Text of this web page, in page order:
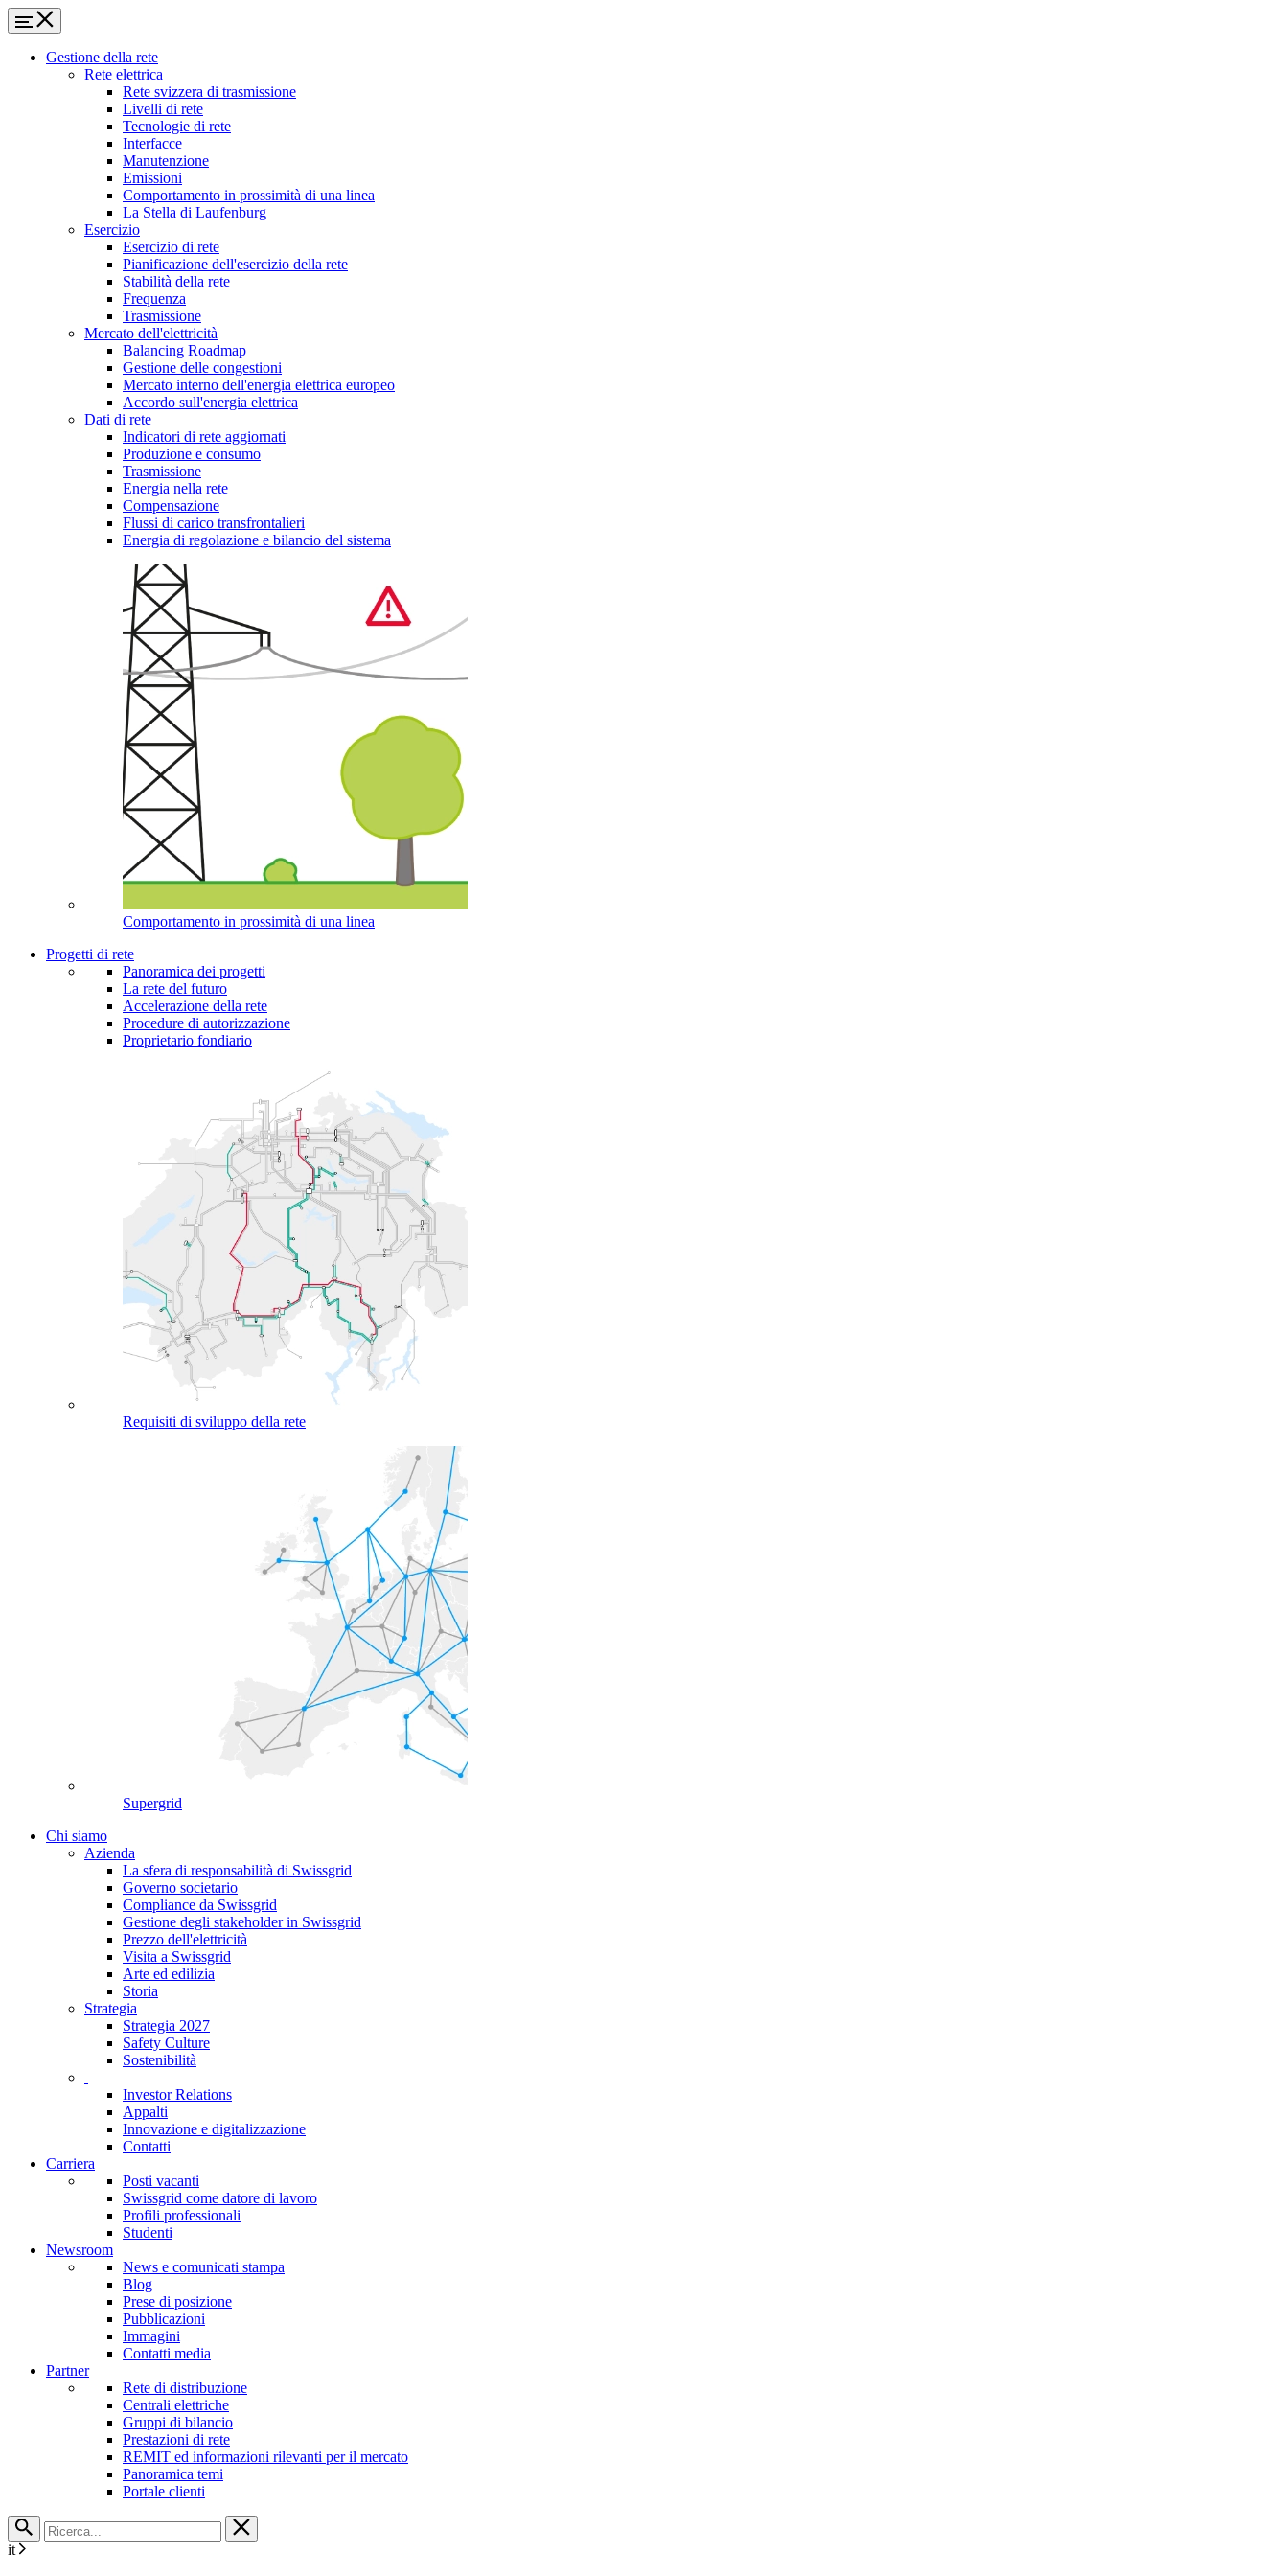
Gestione della rete
Rete elettrica
Rete svizzera di trasmissione
Livelli di rete
Tecnologie di rete
Interfacce
Manutenzione
Emissioni
Comportamento in prossimità di una linea
La Stella di Laufenburg
Esercizio
Esercizio di rete
Pianificazione dell'esercizio della rete
Stabilità della rete
Frequenza
Trasmissione
Mercato dell'elettricità
Balancing Roadmap
Gestione delle congestioni
Mercato interno dell'energia elettrica europeo
Accordo sull'energia elettrica
Dati di rete
Indicatori di rete aggiornati
Produzione e consumo
Trasmissione
Energia nella rete
Compensazione
Flussi di carico transfrontalieri
Energia di regolazione e bilancio del sistema
Comportamento in prossimità di una linea
Progetti di rete
Panoramica dei progetti
La rete del futuro
Accelerazione della rete
Procedure di autorizzazione
Proprietario fondiario
Requisiti di sviluppo della rete
Supergrid
Chi siamo
Azienda
La sfera di responsabilità di Swissgrid
Governo societario
Compliance da Swissgrid
Gestione degli stakeholder in Swissgrid
Prezzo dell'elettricità
Visita a Swissgrid
Arte ed edilizia
Storia
Strategia
Strategia 2027
Safety Culture
Sostenibilità
Investor Relations
Appalti
Innovazione e digitalizzazione
Contatti
Carriera
Posti vacanti
Swissgrid come datore di lavoro
Profili professionali
Studenti
Newsroom
News e comunicati stampa
Blog
Prese di posizione
Pubblicazioni
Immagini
Contatti media
Partner
Rete di distribuzione
Centrali elettriche
Gruppi di bilancio
Prestazioni di rete
REMIT ed informazioni rilevanti per il mercato
Panoramica temi
Portale clienti
it